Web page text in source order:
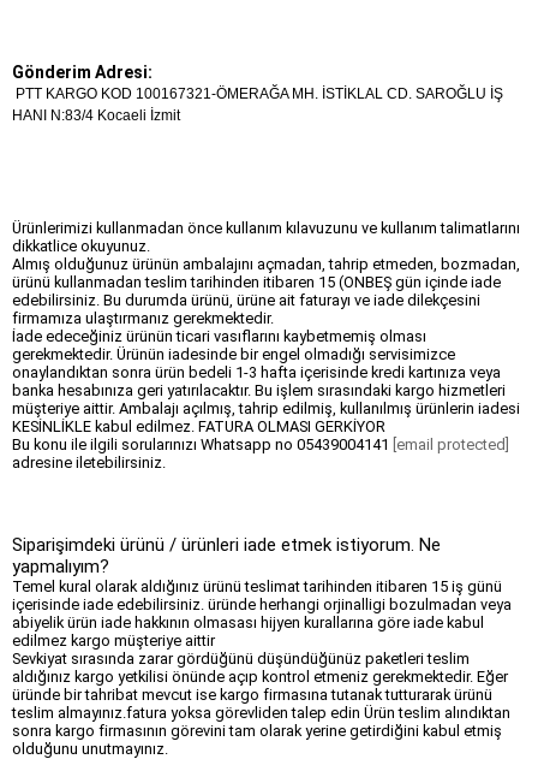
Gönderim Adresi:
PTT KARGO KOD 100167321-ÖMERAĞA MH. İSTİKLAL CD. SAROĞLU İŞ
HANI N:83/4 Kocaeli İzmit
Ürünlerimizi kullanmadan önce kullanım kılavuzunu ve kullanım talimatlarını
dikkatlice okuyunuz.
Almış olduğunuz ürünün ambalajını açmadan, tahrip etmeden, bozmadan,
ürünü kullanmadan teslim tarihinden itibaren 15 (ONBEŞ gün içinde iade
edebilirsiniz. Bu durumda ürünü, ürüne ait faturayı ve iade dilekçesini
firmamıza ulaştırmanız gerekmektedir.
İade edeceğiniz ürünün ticari vasıflarını kaybetmemiş olması
gerekmektedir. Ürünün iadesinde bir engel olmadığı servisimizce
onaylandıktan sonra ürün bedeli 1-3 hafta içerisinde kredi kartınıza veya
banka hesabınıza geri yatırılacaktır. Bu işlem sırasındaki kargo hizmetleri
müşteriye aittir. Ambalajı açılmış, tahrip edilmiş, kullanılmış ürünlerin iadesi
KESİNLİKLE kabul edilmez. FATURA OLMASI GERKİYOR
Bu konu ile ilgili sorularınızı Whatsapp no 05439004141 [email protected]
adresine iletebilirsiniz.
Siparişimdeki ürünü / ürünleri iade etmek istiyorum. Ne
yapmalıyım?
Temel kural olarak aldığınız ürünü teslimat tarihinden itibaren 15 iş günü
içerisinde iade edebilirsiniz. üründe herhangi orjinalligi bozulmadan veya
abiyelik ürün iade hakkının olmasası hijyen kurallarına göre iade kabul
edilmez kargo müşteriye aittir
Sevkiyat sırasında zarar gördüğünü düşündüğünüz paketleri teslim
aldığınız kargo yetkilisi önünde açıp kontrol etmeniz gerekmektedir. Eğer
üründe bir tahribat mevcut ise kargo firmasına tutanak tutturarak ürünü
teslim almayınız.fatura yoksa görevliden talep edin Ürün teslim alındıktan
sonra kargo firmasının görevini tam olarak yerine getirdiğini kabul etmiş
olduğunu unutmayınız.